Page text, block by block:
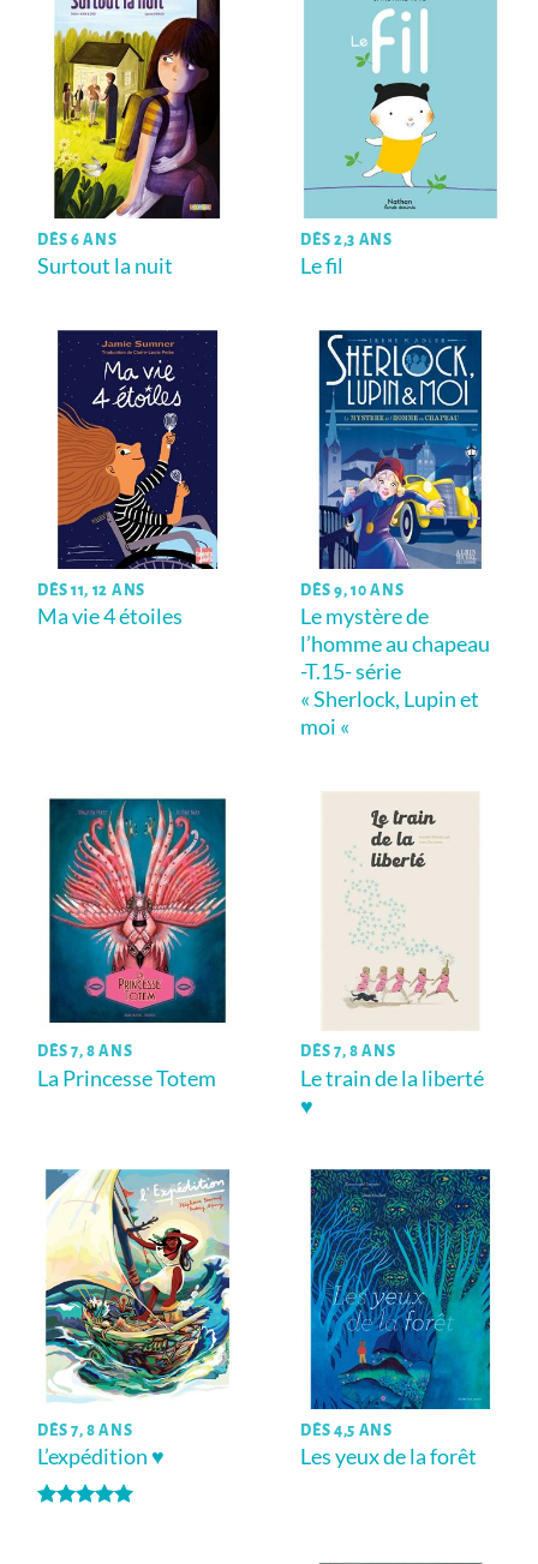
DÈS 6 ANS
Surtout la nuit
DÈS 2,3 ANS
Le fil
DÈS 11, 12 ANS
Ma vie 4 étoiles
DÈS 9, 10 ANS
Le mystère de
l’homme au chapeau
-T.15- série
« Sherlock, Lupin et
moi «
DÈS 7, 8 ANS
La Princesse Totem
DÈS 7, 8 ANS
Le train de la liberté
♥
DÈS 7, 8 ANS
L’expédition ♥
DÈS 4,5 ANS
Les yeux de la forêt